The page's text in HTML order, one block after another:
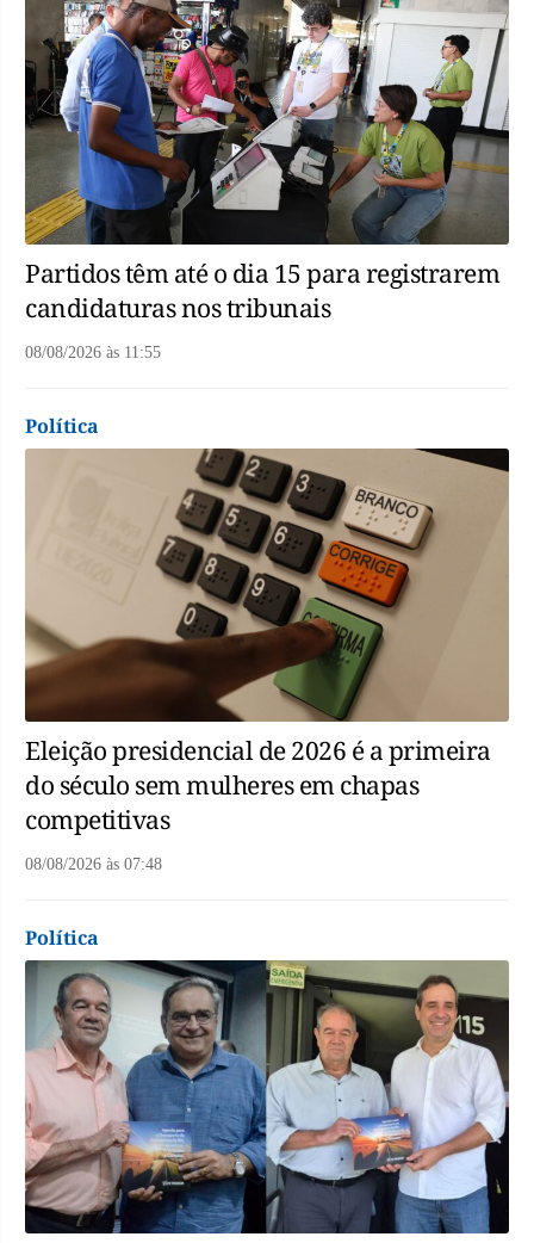
Partidos têm até o dia 15 para registrarem
candidaturas nos tribunais
08/08/2026 às 11:55
Política
Eleição presidencial de 2026 é a primeira
do século sem mulheres em chapas
competitivas
08/08/2026 às 07:48
Política